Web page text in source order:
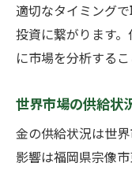
適切なタイミング
投資に繋がります
に市場を分析するこ
世界市場の供給状
金の供給状況は世
影響は福岡県宗像